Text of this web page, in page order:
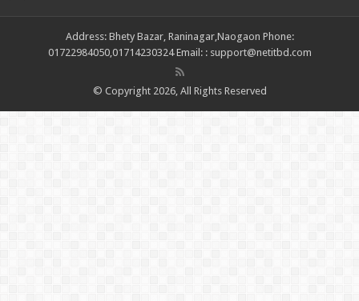
Address: Bhety Bazar, Raninagar,Naogaon Phone:
01722984050,01714230324 Email: : support@netitbd.com
© Copyright 2026, All Rights Reserved